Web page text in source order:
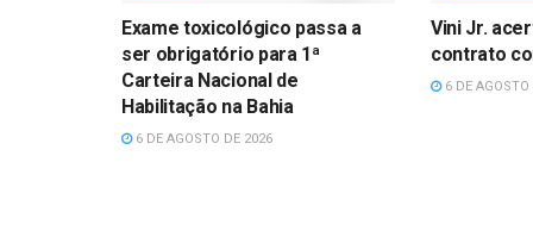
Exame toxicológico passa a
ser obrigatório para 1ª
Carteira Nacional de
Habilitação na Bahia
6 DE AGOSTO DE 2026
Vini Jr.
contrato
6 DE AGOSTO